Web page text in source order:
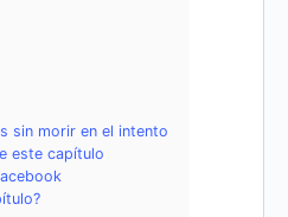
sin morir en el intento
este capítulo